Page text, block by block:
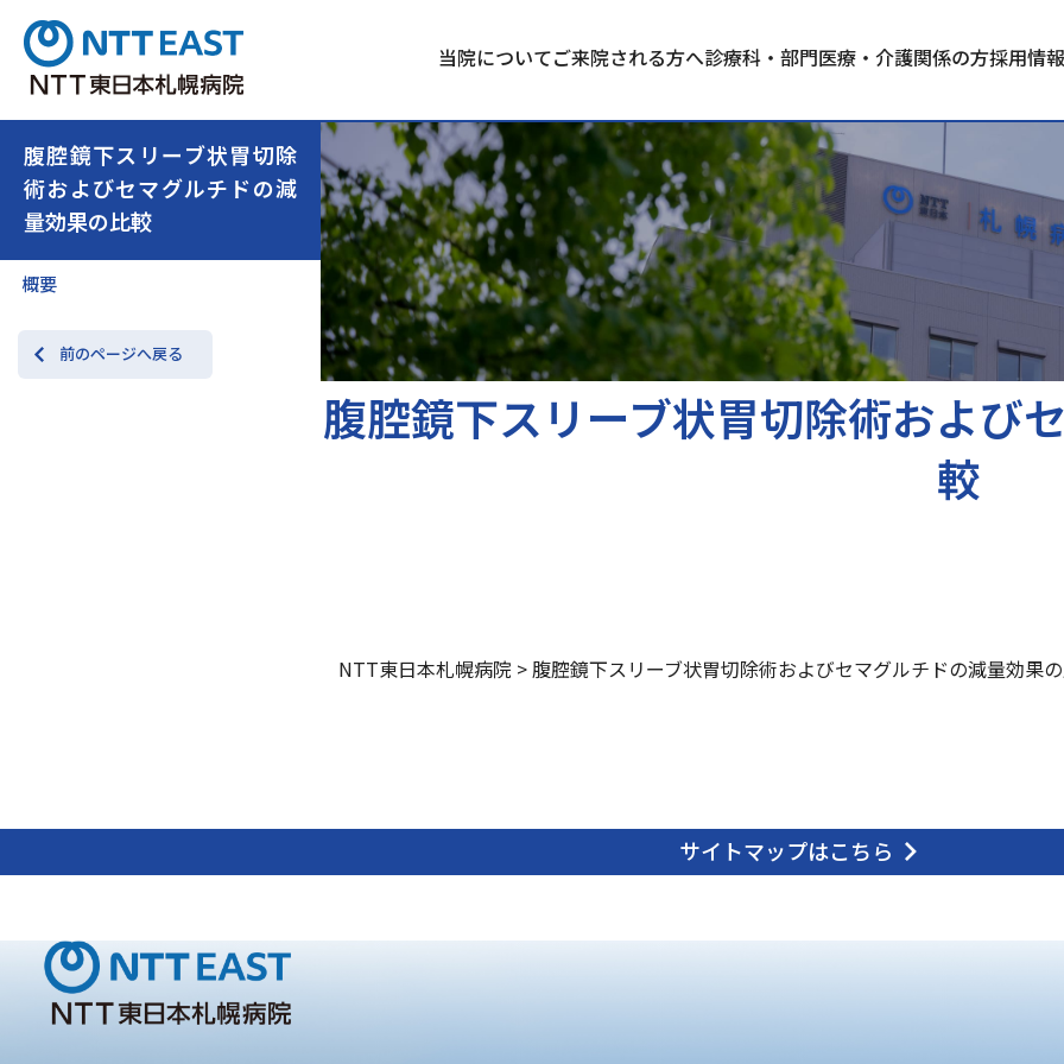
当院についてご来院される方へ診療科・部門医療・介護関係の方採用情報
腹腔鏡下スリーブ状胃切除
術およびセマグルチドの減
量効果の比較
概要
前のページへ戻る
腹腔鏡下スリーブ状胃切除術および
較
NTT東日本札幌病院 >腹腔鏡下スリーブ状胃切除術およびセマグルチドの減量効果
サイトマップはこちら